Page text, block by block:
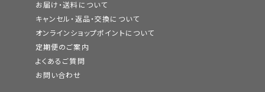
お届け・送料について
キャンセル・返品・交換について
オンラインショップポイントについて
定期便のご案内
よくあるご質問
お問い合わせ